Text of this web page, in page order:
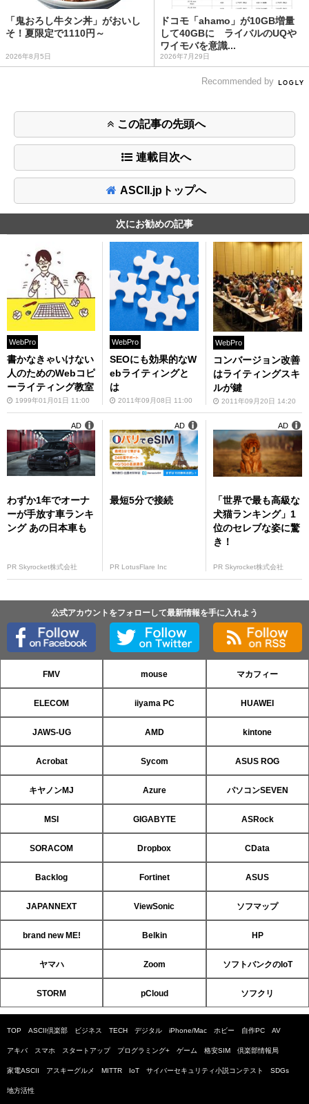
「鬼おろし牛タン丼」がおいし
そ！夏限定で1110円～
2026年8月5日
ドコモ「ahamo」が10GB増量
して40GBに ライバルのUQや
ワイモバを意識...
2026年7月29日
Recommended by
この記事の先頭へ
連載目次へ
ASCII.jpトップへ
次にお勧めの記事
WebPro
書かなきゃいけない
人のためのWebコピ
ーライティング教室
1999年01月01日 11:00
WebPro
SEOにも効果的なW
ebライティングと
は
2011年09月08日 11:00
WebPro
コンバージョン改善
はライティングスキ
ルが鍵
2011年09月20日 14:20
わずか1年でオーナ
ーが手放す車ランキ
ング あの日本車も
PR Skyrocket株式会社
AD
最短5分で接続
PR LotusFlare Inc
AD
「世界で最も高級な
犬猫ランキング」1
位のセレブな姿に驚
き！
PR Skyrocket株式会社
AD
公式アカウントをフォローして最新情報を手に入れよう
FMV mouse マカフィー
ELECOM iiyama PC HUAWEI
JAWS-UG AMD kintone
Acrobat Sycom ASUS ROG
キヤノンMJ Azure パソコンSEVEN
MSI GIGABYTE ASRock
SORACOM Dropbox CData
Backlog Fortinet ASUS
JAPANNEXT ViewSonic ソフマップ
brand new ME! Belkin HP
ヤマハ Zoom ソフトバンクのIoT
STORM pCloud ソフクリ
TOP ASCII倶楽部 ビジネス TECH デジタル iPhone/Mac ホビー 自作PC AV
アキバ スマホ スタートアップ プログラミング+ ゲーム 格安SIM 倶楽部情報局
家電ASCII アスキーグルメ MITTR IoT サイバーセキュリティ小説コンテスト SDGs
地方活性